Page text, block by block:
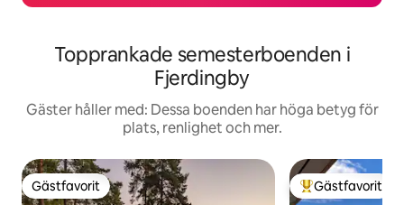
Topprankade semesterboenden i
Fjerdingby
Gäster håller med: Dessa boenden har höga betyg för
plats, renlighet och mer.
Gästfavorit
Gästfavorit Populär
Gästfavorit